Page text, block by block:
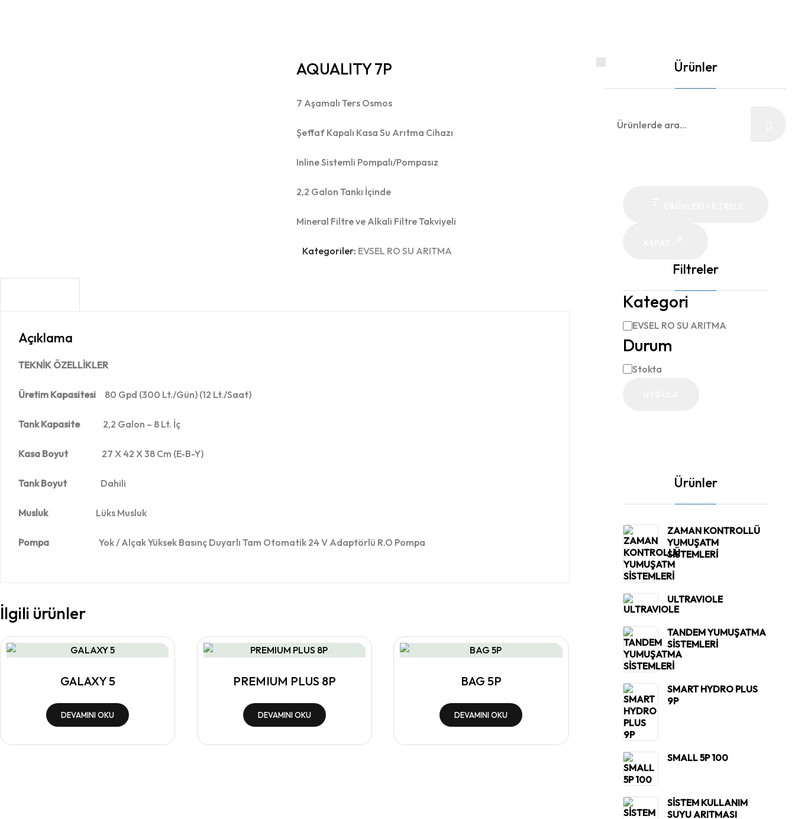
AQUALITY 7P
7 Aşamalı Ters Osmos
Şeffaf Kapalı Kasa Su Arıtma Cihazı
Inline Sistemli Pompalı/Pompasız
2,2 Galon Tankı İçinde
Mineral Filtre ve Alkali Filtre Takviyeli
Kategoriler: EVSEL RO SU ARITMA
Açıklama
TEKNİK ÖZELLİKLER
Üretim Kapasitesi 80 Gpd (300 Lt./Gün) (12 Lt./Saat)
Tank Kapasite2,2 Galon – 8 Lt. İç
Kasa Boyut 27 X 42 X 38 Cm (E-B-Y)
Tank Boyut Dahili
MuslukLüks Musluk
Pompa Yok / Alçak Yüksek Basınç Duyarlı Tam Otomatik 24 V Adaptörlü R.O Pompa
İlgili ürünler
GALAXY 5
DEVAMINI OKU
PREMIUM PLUS 8P
DEVAMINI OKU
BAG 5P
DEVAMINI OKU
Ürünler
Filtreler
Kategori
Kategori
EVSEL RO SU ARITMA
Durum
Durum
Stokta
Ürünler
ZAMAN KONTROLLÜ
YUMUŞATM
SİSTEMLERİ
ULTRAVIOLE
TANDEM YUMUŞATMA
SİSTEMLERİ
SMART HYDRO PLUS
9P
SMALL 5P 100
SİSTEM KULLANIM
SUYU ARITMASI